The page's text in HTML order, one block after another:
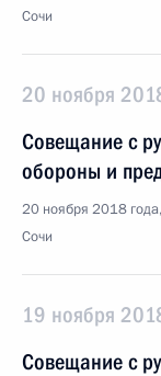
Сочи
20 ноября
Совещание с
обороны и
20 ноября 2018
Сочи
19 ноября
Совещание с